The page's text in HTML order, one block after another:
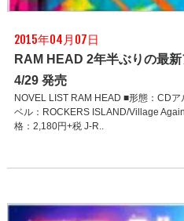
2015年04月07日
RAM HEAD 2年半ぶりの最
4/29 発売
NOVEL LIST RAM HEAD ■形態：
ベル：ROCKERS ISLAND/Village
格：2,180円+税 J-R..